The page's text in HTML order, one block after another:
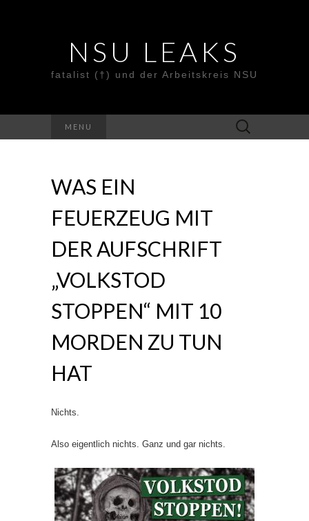
NSU LEAKS
fatalist (†) und der Arbeitskreis NSU
MENU
Suche
nach:
WAS EIN
FEUERZEUG MIT
DER AUFSCHRIFT
„VOLKSTOD
STOPPEN“ MIT 10
MORDEN ZU TUN
HAT
Nichts.
Also eigentlich nichts. Ganz und gar nichts.